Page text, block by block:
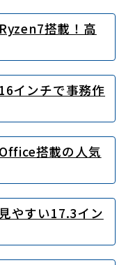
搭載！高
インチで事務作
Office搭載の人気
やすい17.3イン